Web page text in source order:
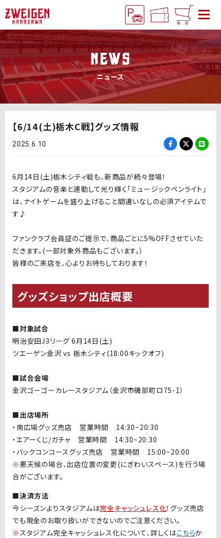
NEWS
ニュース
【6/14(土)栃木C戦】グッズ情報
2025.6.10
6月 14日 (土)栃木シティ戦も、新商品が続々登場！
スタジアムの音楽と連動して光り輝く「ミュージックペンライト」
は、ナイトゲームを盛り上げること間違いなしの必須アイテムで
す♪
ファンクラブ会員証のご提示で、商品ごとに5%OFFさせていた
だきます。 (一部対象外商品もございます。）
皆様のご来店を、心よりお待ちしております！
グッズショップ出店概要
■対象試合
明治安田J3 リーグ6月 14日 (土)
ツエーゲン金沢 vs 栃木シティ(18:00キックオフ)
■試合会場
金沢ゴーゴーカレースタジアム（金沢市磯部町ロ 75-1）
■出店場所
・南広場グッズ売店 営業時間 14:30~20:30
・エアーくじ/ガチャ 営業時間 14:30~20:30
・バックコンコースグッズ売店 営業時間 15:00~20:00
※悪天候の場合、出店位置の変更(にぎわいスペース)を行う場
合がございます。
■決済方法
今シーズンよりスタジアムは完全キャッシュレス化！グッズ売店
でも現金のお取り扱いができないのでご注意ください。
※スタジアム完全キャッシュレス化について、詳しくはこちらか